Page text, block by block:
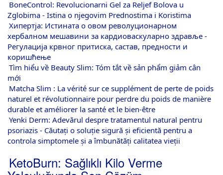
BoneControl: Revolucionarni Gel za Reljef Bolova u
Zglobima - Istina o njegovim Prednostima i Koristima
Хипертја: Истината о овом револуционарном
хербалном мешавини за кардиоваскуларно здравље -
Регулација крвног притиска, састав, предности и
коришћење
Tìm hiểu về Beauty Slim: Tóm tắt về sản phẩm giảm cân
mới
Matcha Slim : La vérité sur ce supplément de perte de poids
naturel et révolutionnaire pour perdre du poids de manière
durable et améliorer la santé et le bien-être
Yenki Derm: Adevărul despre tratamentul natural pentru
psoriazis - Căutați o soluție sigură și eficientă pentru a
controla simptomele și a îmbunătăți calitatea vieții
KetoBurn: Sağlıklı Kilo Verme